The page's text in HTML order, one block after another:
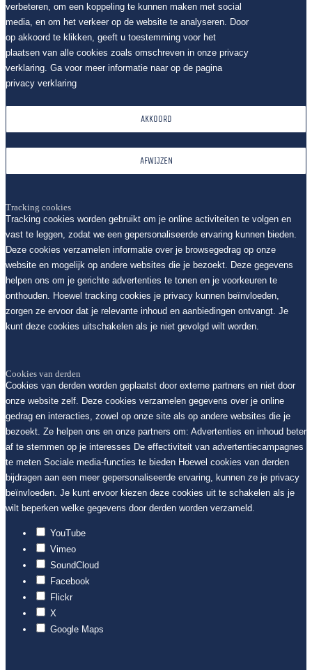
verbeteren, om een koppeling te kunnen maken met social
media, en om het verkeer op de website te analyseren. Door
op akkoord te klikken, geeft u toestemming voor het
plaatsen van alle cookies zoals omschreven in onze privacy
verklaring. Ga voor meer informatie naar op de pagina
privacy verklaring
AKKOORD
AFWIJZEN
Tracking cookies
Tracking cookies worden gebruikt om je online activiteiten te volgen en
vast te leggen, zodat we een gepersonaliseerde ervaring kunnen bieden.
Deze cookies verzamelen informatie over je browsegedrag op onze
website en mogelijk op andere websites die je bezoekt. Deze gegevens
helpen ons om je gerichte advertenties te tonen en je voorkeuren te
onthouden. Hoewel tracking cookies je privacy kunnen beïnvloeden,
zorgen ze ervoor dat je relevante inhoud en aanbiedingen ontvangt. Je
kunt deze cookies uitschakelen als je niet gevolgd wilt worden.
Cookies van derden
Cookies van derden worden geplaatst door externe partners en niet door
onze website zelf. Deze cookies verzamelen gegevens over je online
gedrag en interacties, zowel op onze site als op andere websites die je
bezoekt. Ze helpen ons en onze partners om: Advertenties en inhoud beter
af te stemmen op je interesses De effectiviteit van advertentiecampagnes
te meten Sociale media-functies te bieden Hoewel cookies van derden
bijdragen aan een meer gepersonaliseerde ervaring, kunnen ze je privacy
beïnvloeden. Je kunt ervoor kiezen deze cookies uit te schakelen als je
wilt beperken welke gegevens door derden worden verzameld.
YouTube
Vimeo
SoundCloud
Facebook
Flickr
X
Google Maps